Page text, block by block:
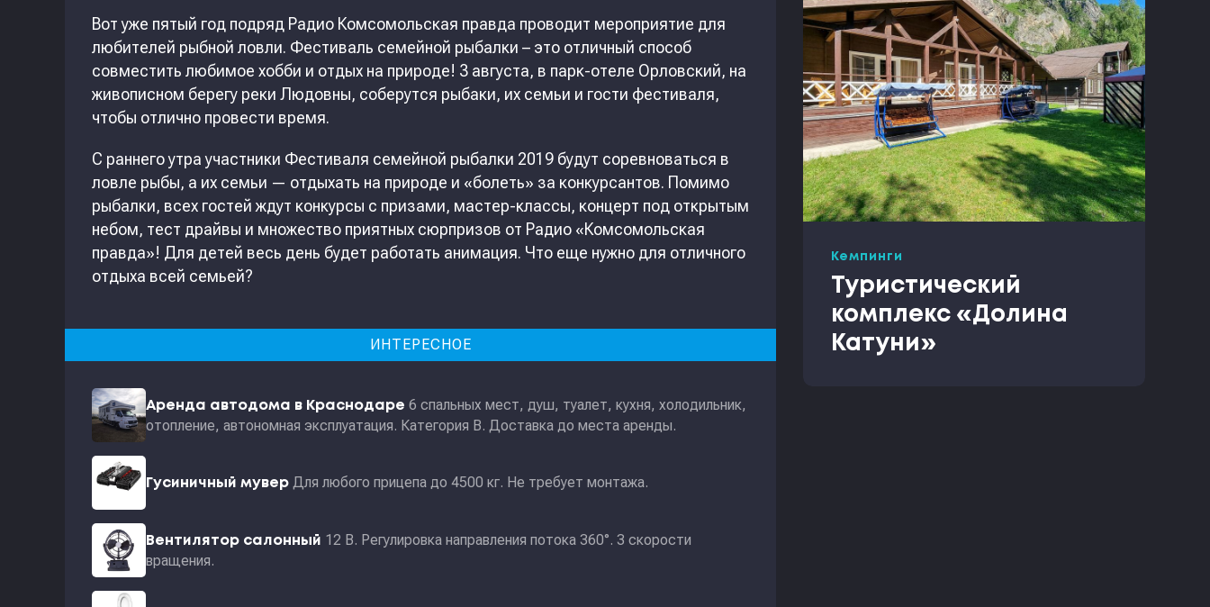
Вот уже пятый год подряд Радио Комсомольская правда проводит мероприятие для
любителей рыбной ловли. Фестиваль семейной рыбалки – это отличный способ
совместить любимое хобби и отдых на природе! 3 августа, в парк-отеле Орловский, на
живописном берегу реки Людовны, соберутся рыбаки, их семьи и гости фестиваля,
чтобы отлично провести время.
С раннего утра участники Фестиваля семейной рыбалки 2019 будут соревноваться в
ловле рыбы, а их семьи — отдыхать на природе и «болеть» за конкурсантов. Помимо
рыбалки, всех гостей ждут конкурсы с призами, мастер-классы, концерт под открытым
небом, тест драйвы и множество приятных сюрпризов от Радио «Комсомольская
правда»! Для детей весь день будет работать анимация. Что еще нужно для отличного
отдыха всей семьей?
ИНТЕРЕСНОЕ
Аренда автодома в Краснодаре 6 спальных мест, душ, туалет, кухня, холодильник,
отопление, автономная эксплуатация. Категория В. Доставка до места аренды.
Гусиничный мувер Для любого прицепа до 4500 кг. Не требует монтажа.
Вентилятор салонный 12 В. Регулировка направления потока 360°. 3 скорости
вращения.
Кемпинги
Туристический
комплекс «Долина
Катуни»